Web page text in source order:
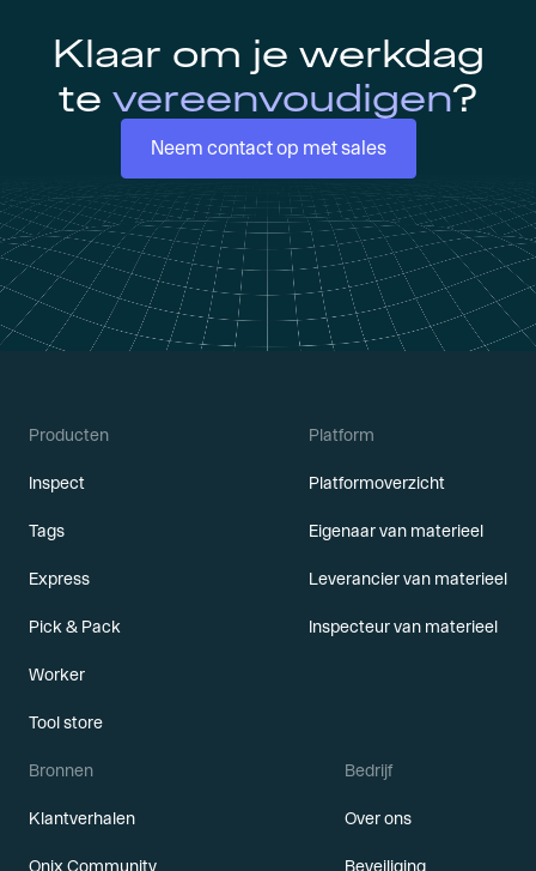
Klaar om je werkdag
te vereenvoudigen?
Neem contact op met sales
Producten
Inspect
Tags
Express
Pick & Pack
Worker
Tool store
Platform
Platformoverzicht
Eigenaar van materieel
Leverancier van materieel
Inspecteur van materieel
Bronnen
Klantverhalen
Onix Community
Bedrijf
Over ons
Beveiliging